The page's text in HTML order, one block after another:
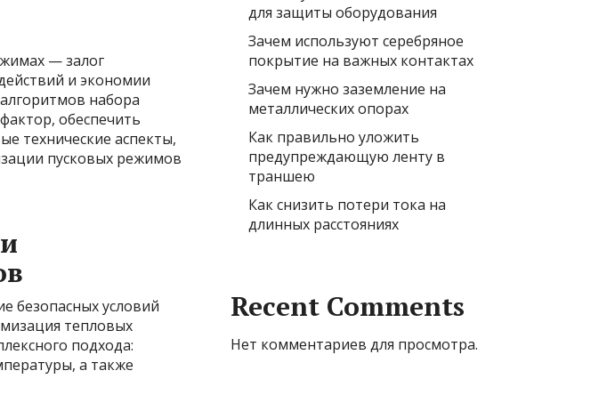
— залог
и экономии
набора
обеспечить
технические аспекты,
пусковых режимов
безопасных условий
тепловых
подхода:
а также
для защиты оборудования
Зачем используют серебряное
покрытие на важных контактах
Зачем нужно заземление на
металлических опорах
Как правильно уложить
предупреждающую ленту в
траншею
Как снизить потери тока на
длинных расстояниях
Recent Comments
Нет комментариев для просмотра.